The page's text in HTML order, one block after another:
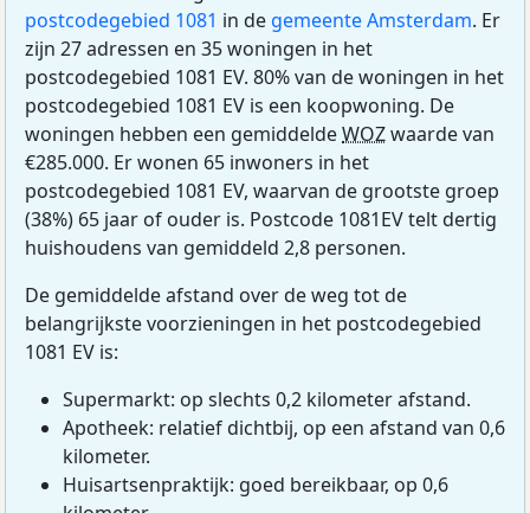
postcodegebied 1081 in de gemeente Amsterdam. Er
zijn 27 adressen en 35 woningen in het
postcodegebied 1081 EV. 80% van de woningen in het
postcodegebied 1081 EV is een koopwoning. De
woningen hebben een gemiddeldeWOZwaarde van
€285.000. Er wonen 65 inwoners in het
postcodegebied 1081 EV, waarvan de grootste groep
(38%) 65 jaar of ouder is. Postcode 1081EV telt dertig
huishoudens van gemiddeld 2,8 personen.
De gemiddelde afstand over de weg tot de
belangrijkste voorzieningen in het postcodegebied
1081 EV is:
Supermarkt: op slechts 0,2 kilometer afstand.
Apotheek: relatief dichtbij, op een afstand van 0,6
kilometer.
Huisartsenpraktijk: goed bereikbaar, op 0,6